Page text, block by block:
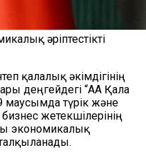
әріптестікті
қалалық әкімдігінің
деңгейдегі “AA Қала
маусымда түрік және
жетекшілерінің
экономикалық